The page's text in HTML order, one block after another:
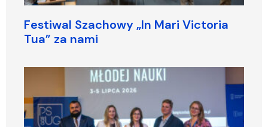
Festiwal Szachowy „In Mari Victoria
Tua” za nami